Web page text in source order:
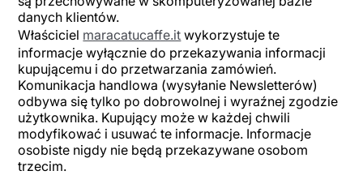
danych klientów.
Właściciel maracatucaffe.it wykorzystuje te
informacje wyłącznie do przekazywania informacji
kupującemu i do przetwarzania zamówień.
Komunikacja handlowa (wysyłanie Newsletterów)
odbywa się tylko po dobrowolnej i wyraźnej zgodzie
użytkownika. Kupujący może w każdej chwili
modyfikować i usuwać te informacje. Informacje
osobiste nigdy nie będą przekazywane osobom
trzecim.